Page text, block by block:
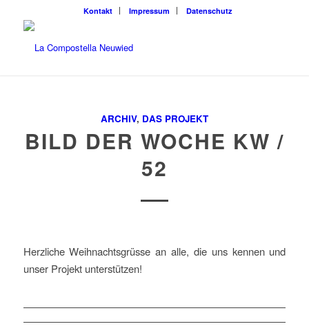
Kontakt Impressum Datenschutz
ARCHIV, DAS PROJEKT
BILD DER WOCHE KW /
52
Herzliche Weihnachtsgrüsse an alle, die uns kennen und
unser Projekt unterstützen!